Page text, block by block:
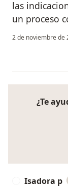
las
un proceso
2 de noviembre de
¿Te
Isadora p